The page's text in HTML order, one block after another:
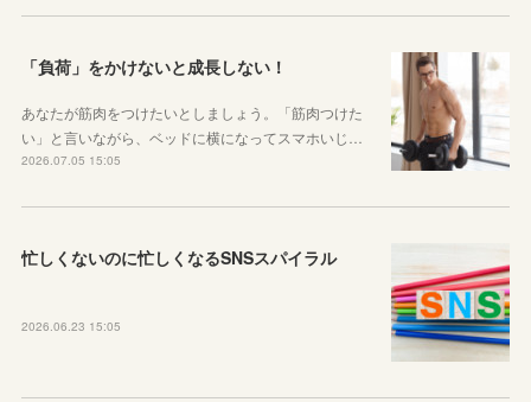
「負荷」をかけないと成長しない！
あなたが筋肉をつけたいとしましょう。「筋肉つけた
い」と言いながら、ベッドに横になってスマホいじ…
2026.07.05 15:05
忙しくないのに忙しくなるSNSスパイラル
2026.06.23 15:05